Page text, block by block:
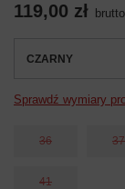
119,00 zł brutto
CZARNY
Sprawdź wymiary
36 37
41